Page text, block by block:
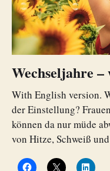
Wechseljahre
With English version.
der Einstellung?
können da nur müde
von Hitze, Schweiß